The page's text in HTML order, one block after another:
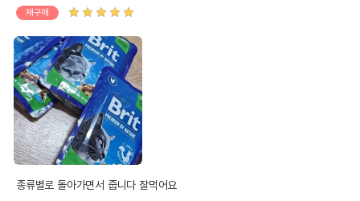
재구매
종류별로 돌아가면서 줍니다 잘먹어요